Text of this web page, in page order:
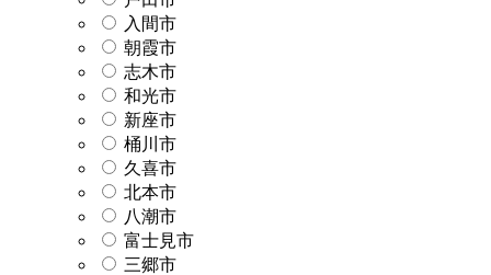
入間市
朝霞市
志木市
和光市
新座市
桶川市
久喜市
北本市
八潮市
富士見市
三郷市